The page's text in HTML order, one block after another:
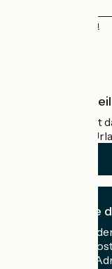
Pressebereich
Was ist
Accueil Vélo ist
Radfahrer im
Ich abonniere
Erhalten Sie
Rad in Ihrem
Meine E-Mail-